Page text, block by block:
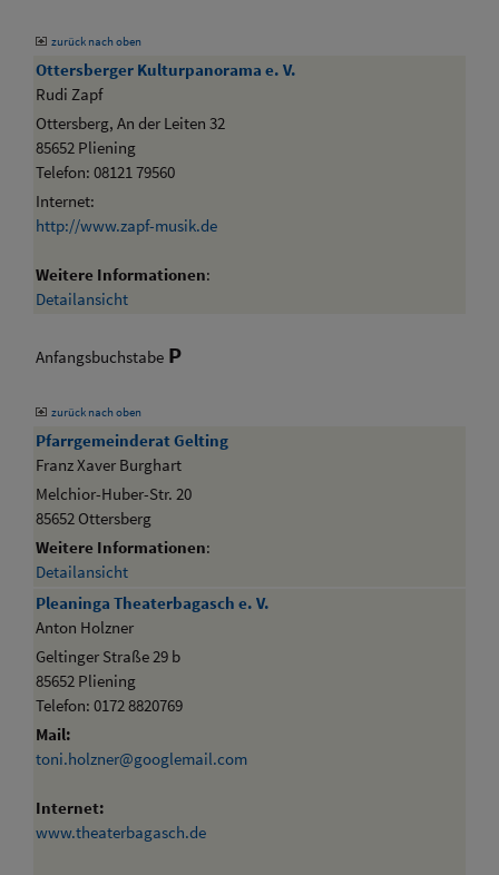
zurück nach oben
Ottersberger Kulturpanorama e. V.
Rudi Zapf
Ottersberg, An der Leiten 32
85652 Pliening
Telefon: 08121 79560
Internet:
http://www.zapf-musik.de
Weitere Informationen:
Detailansicht
Anfangsbuchstabe P
zurück nach oben
Pfarrgemeinderat Gelting
Franz Xaver Burghart
Melchior-Huber-Str. 20
85652 Ottersberg
Weitere Informationen:
Detailansicht
Pleaninga Theaterbagasch e. V.
Anton Holzner
Geltinger Straße 29 b
85652 Pliening
Telefon: 0172 8820769
Mail:
toni.holzner@googlemail.com
Internet:
www.theaterbagasch.de